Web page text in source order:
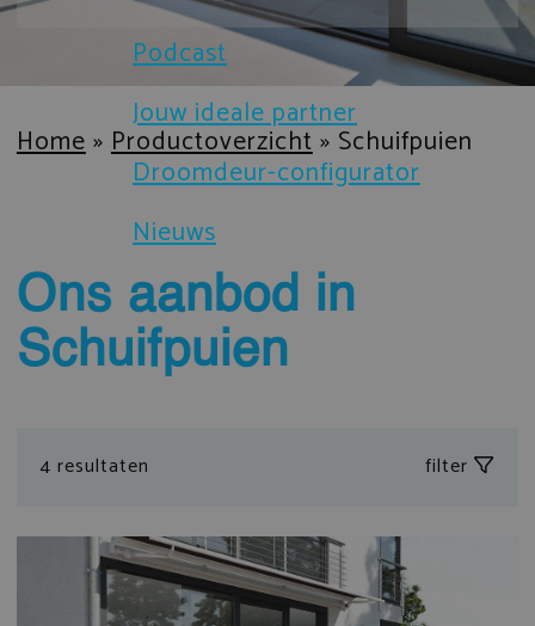
Sloten en beveiliging
Prefab gevelelementen
IsoStone dorpel voor aluminium
Brochures
Certificaten
Technische documenten
Verduurzaming
Podcast
Jouw ideale partner
Droomdeur-configurator
Nieuws
Home»Productoverzicht» Schuifpuien
Ons aanbod in
Schuifpuien
4 resultaten filter